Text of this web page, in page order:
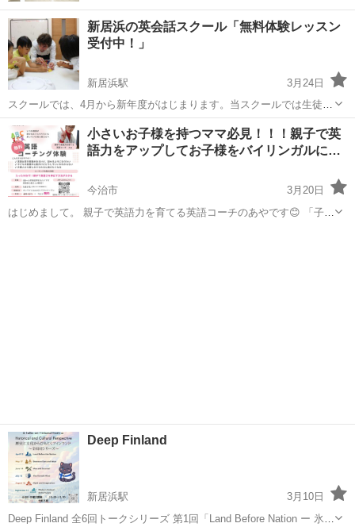
新居浜の英会話スクール「無料体験レッスン
受付中！」
新居浜駅
3月24日
スクールでは、4月から新年度がはじまります。当スクールでは生徒様
お一人お一人の学習状況を確認しながら丁寧にレッスンすることを心
がけています。この春から英語はじめませんか？お問合せお待ちして
おります！
愛媛 新居浜市 新居浜駅 英会話 レッスン
小さいお子様を持つママ必見！！！親子で英
語力をアップしてお子様をバイリンガルに…
今治市
3月20日
はじめまして。 親子で英語力を育てる英語コーチのあやです😊 「子ど
Deep Finland
新居浜駅
3月10日
Deep Finland 全6回トークシリーズ 第1回「Land Before Nation ー 氷と